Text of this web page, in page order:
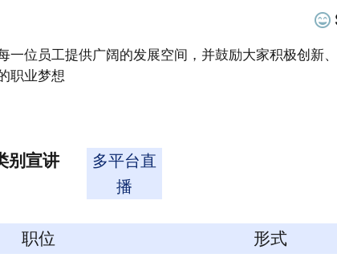
一位员工提供广阔的发展空间，并鼓励大家积极创新
职业梦想
别宣讲
多平台直
播
职位 形式